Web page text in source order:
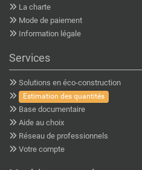
La charte
Mode de paiement
Information légale
Services
Solutions en éco-construction
Estimation des quantités
Base documentaire
Aide au choix
Réseau de professionnels
Votre compte